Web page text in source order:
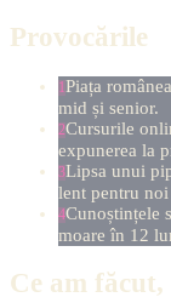
Provocările
1Piața
mid și senior.
2Cursurile
expunerea la
3Lipsa unui
lent pentru
4Cunoștințele
moare în 12
Ce am făcut,